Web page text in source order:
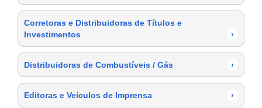
Corretoras e Distribuidoras de Títulos e
Investimentos
›
Distribuidoras de Combustíveis / Gás ›
Editoras e Veículos de Imprensa ›